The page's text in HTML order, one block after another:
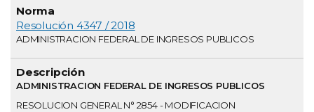
Resolución 4347 / 2018
ADMINISTRACION FEDERAL DE INGRESOS PUBLICOS
ADMINISTRACION FEDERAL DE INGRESOS PUBLICOS
RESOLUCION GENERAL N° 2854 - MODIFICACION